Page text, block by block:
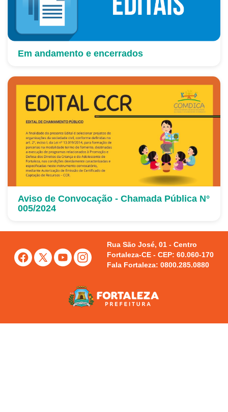
Em andamento e encerrados
Aviso de Convocação - Chamada Pública N°
005/2024
Rua São José, 01 - Centro
Fortaleza-CE - CEP: 60.060-170
Fala Fortaleza: 0800.285.0880